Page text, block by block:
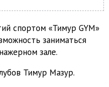
спортом «Тимур GYM»
заниматься
зале.
Тимур Мазур.